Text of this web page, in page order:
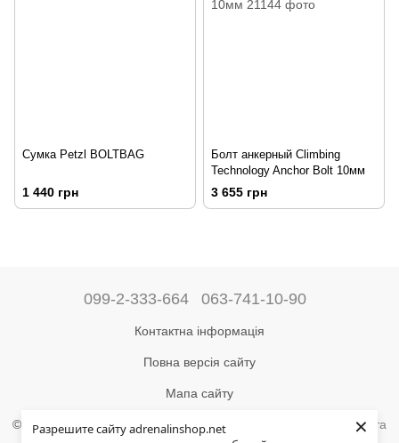
Разрешите сайту adrenalinshop.net
×
Сумка Petzl BOLTBAG
1 440 грн
Болт анкерный Climbing
Technology Anchor Bolt 10мм
3 655 грн
099-2-333-664 063-741-10-90
Контактна інформація
Повна версія сайту
Мапа сайту
©2004-2024 Адреналін –магазин туристичного спорядження та